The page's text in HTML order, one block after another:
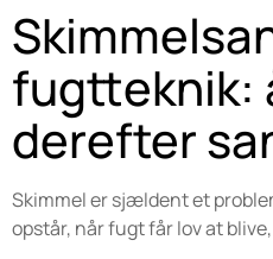
fugtteknik:
derefter
Skimmel er sjældent et
opstår, når fugt får lov at